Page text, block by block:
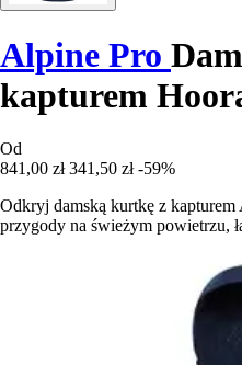
Alpine Pro
kapturem
Od
841,00 zł 341,50 zł -59%
Odkryj damską kurtkę z
przygody na świeżym powietrzu,